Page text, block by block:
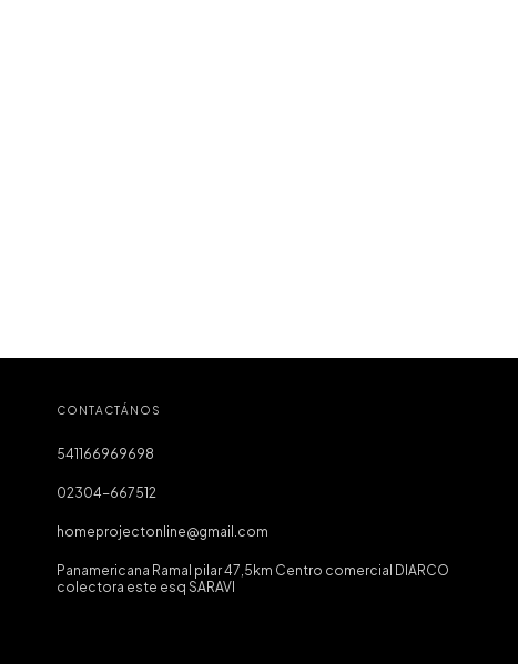
CONTACTÁNOS
541166969698
02304-667512
homeprojectonline@gmail.com
Panamericana Ramal pilar 47,5km Centro comercial DIARCO
colectora este esq SARAVI